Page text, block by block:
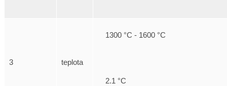
3 teplota
1300 °C - 1600 °C
2.1 °C